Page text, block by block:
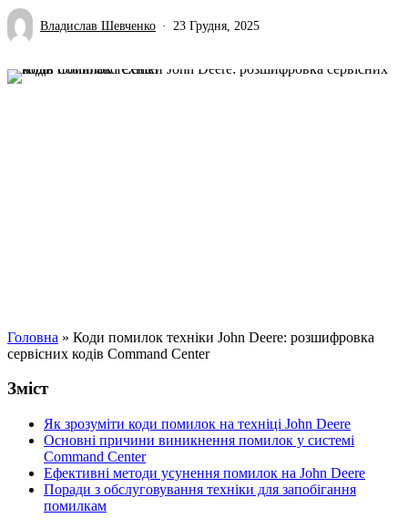
Владислав Шевченко 23 Грудня, 2025
Головна » Коди помилок техніки John Deere: розшифровка
сервісних кодів Command Center
Зміст
Як зрозуміти коди помилок на техніці John Deere
Основні причини виникнення помилок у системі
Command Center
Ефективні методи усунення помилок на John Deere
Поради з обслуговування техніки для запобігання
помилкам